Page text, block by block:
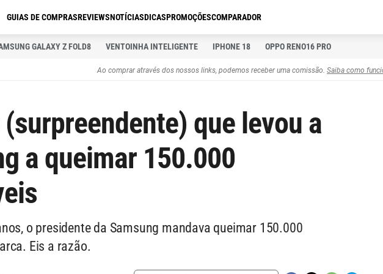
GUIAS DE COMPRASREVIEWSNOTÍCIASDICASPROMOÇÕESCOMPARADOR
GALAXY Z FOLD8 VENTOINHA INTELIGENTE IPHONE 18 OPPO RENO16 PRO
Ao comprar através dos nossos links, podemos receber uma comissão. Saiba como
que levou a
a queimar 150.000
o presidente da Samsung mandava queimar 150.000
Eis a razão.